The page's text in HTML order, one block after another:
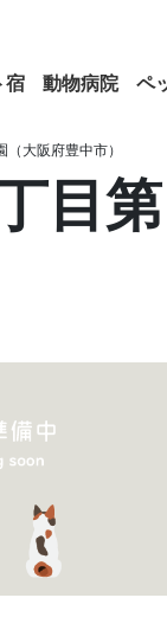
宿 動物病院 ペ
大阪府豊中市）
目